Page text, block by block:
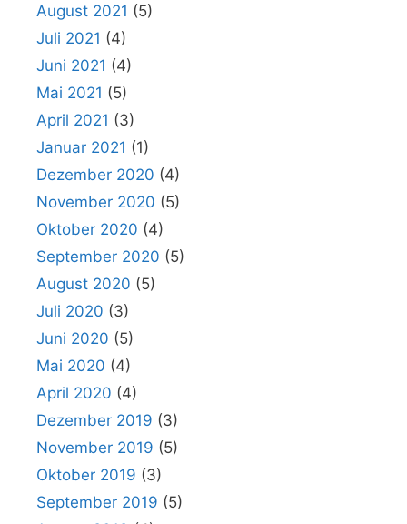
August 2021 (5)
Juli 2021 (4)
Juni 2021 (4)
Mai 2021 (5)
April 2021 (3)
Januar 2021 (1)
Dezember 2020 (4)
November 2020 (5)
Oktober 2020 (4)
September 2020 (5)
August 2020 (5)
Juli 2020 (3)
Juni 2020 (5)
Mai 2020 (4)
April 2020 (4)
Dezember 2019 (3)
November 2019 (5)
Oktober 2019 (3)
September 2019 (5)